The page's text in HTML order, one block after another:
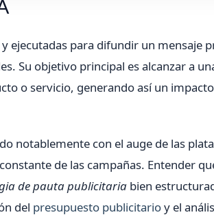
ejecutadas para difundir un mensaje
Su objetivo principal es alcanzar a
o servicio, generando así un
notablemente con el auge de las
de las campañas. Entender
de pauta publicitaria bien
del presupuesto publicitarioy el